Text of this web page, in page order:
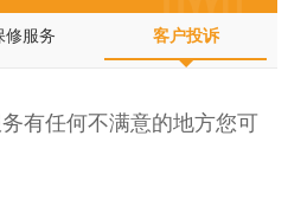
修服务 客户投诉
有任何不满意的地方您可